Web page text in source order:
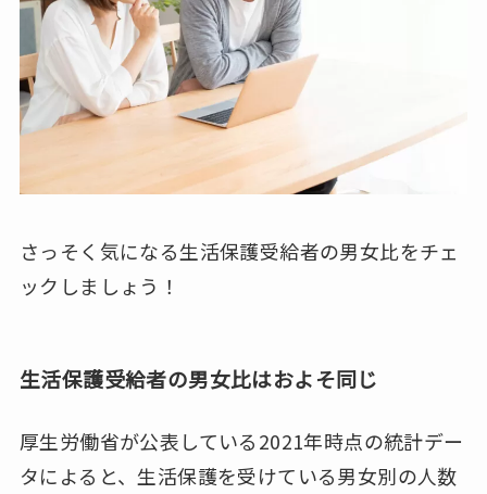
さっそく気になる生活保護受給者の男女比をチェ
ックしましょう！
生活保護受給者の男女比はおよそ同じ
厚生労働省が公表している2021年時点の統計デー
タによると、生活保護を受けている男女別の人数